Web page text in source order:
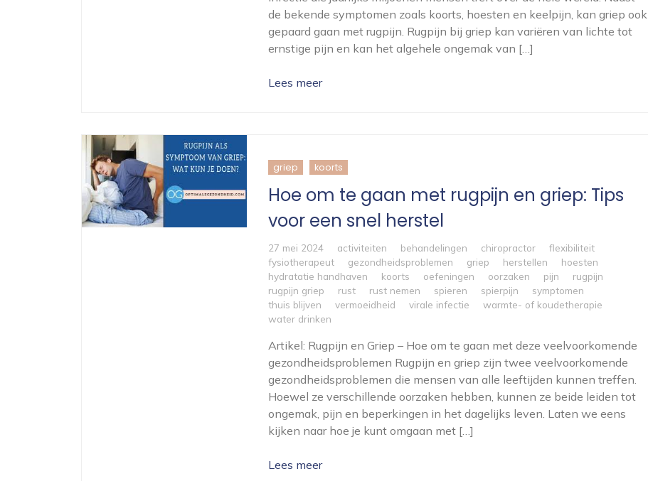
de bekende symptomen zoals koorts, hoesten en keelpijn, kan griep ook
gepaard gaan met rugpijn. Rugpijn bij griep kan variëren van lichte tot
ernstige pijn en kan het algehele ongemak van […]
Lees meer
griep koorts
Hoe om te gaan met rugpijn en griep: Tips
voor een snel herstel
27 mei 2024 activiteiten behandelingen chiropractor
flexibiliteit
fysiotherapeut
gezondheidsproblemen griep herstellen
hoesten
hydratatie handhaven
koorts oefeningen oorzaken pijn
rugpijn
rugpijn griep
rust rust nemen spieren spierpijn
symptomen
thuis blijven
vermoeidheid virale infectie
warmte- of koudetherapie
water drinken
Artikel: Rugpijn en Griep – Hoe om te gaan met deze veelvoorkomende
gezondheidsproblemen Rugpijn en griep zijn twee veelvoorkomende
gezondheidsproblemen die mensen van alle leeftijden kunnen treffen.
Hoewel ze verschillende oorzaken hebben, kunnen ze beide leiden tot
ongemak, pijn en beperkingen in het dagelijks leven. Laten we eens
kijken naar hoe je kunt omgaan met […]
Lees meer